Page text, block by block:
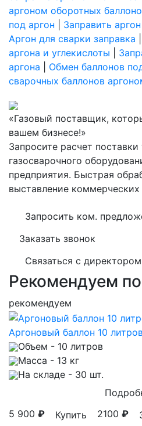
аргоном оборотных
под аргон
Заправить
Аргон для сварки заправка
аргона и углекислоты
аргона
Обмен баллонов
сварочных баллонов
«Газовый поставщик,
вашем бизнесе!»
Запросите расчет поставки
газосварочного
предприятия. Быстрая
выставление
Запросить ком.
Заказать звонок
Связаться с директором
Рекомендуем
рекомендуем
Аргоновый баллон 10
Объем - 10 литров
Масса - 13 кг
На складе - 30 шт.
5 900 ₽ Купить 2100 ₽